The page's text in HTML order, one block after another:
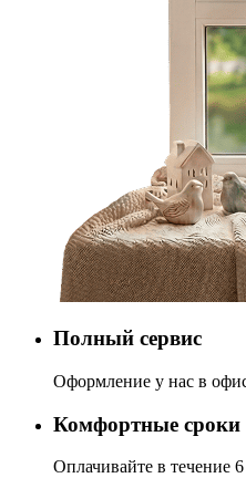
Полный сервис
Оформление у нас в
Комфортные сроки
Оплачивайте в течение